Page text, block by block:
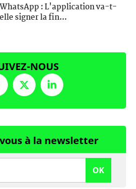
WhatsApp : L'application va-t-
elle signer la fin...
NOUS
à la newsletter
OK